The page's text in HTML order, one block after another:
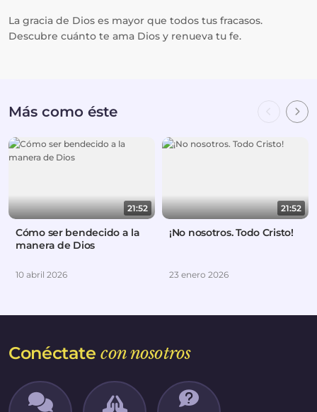
La gracia de Dios es mayor que todos tus fracasos.
Descubre cuánto te ama Dios y renueva tu fe.
Más como éste
21:52
Cómo ser bendecido a la
manera de Dios
10 abril 2026
21:52
¡No nosotros. Todo Cristo!
23 enero 2026
Conéctatecon nosotros